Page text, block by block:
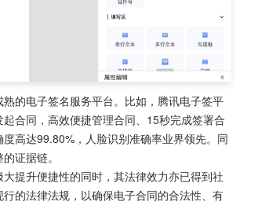
的电子签名服务平台。比如，腾讯电子签平
合同，高效便捷管理合同、15秒完成签署合
高达99.80%，人脸识别准确率业界领先。同
证据链。
提升便捷性的同时，其法律效力亦已得到社
的法律法规，以确保电子合同的合法性、有